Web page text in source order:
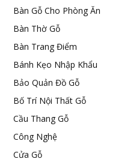
Bàn Gỗ Cho Phòng Ăn
Bàn Thờ Gỗ
Bàn Trang Điểm
Bánh Kẹo Nhập Khẩu
Bảo Quản Đồ Gỗ
Bố Trí Nội Thất Gỗ
Cầu Thang Gỗ
Công Nghệ
Cửa Gỗ